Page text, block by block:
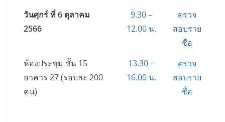
วันศุกร์ ที่ 6 ตุลาคม
2566
9.30 –
12.00 น.
ตรวจ
สอบราย
ชื่อ
ห้องประชุม ชั้น 15
อาคาร 27 (รอบละ 200
คน)
13.30 –
16.00 น.
ตรวจ
สอบราย
ชื่อ